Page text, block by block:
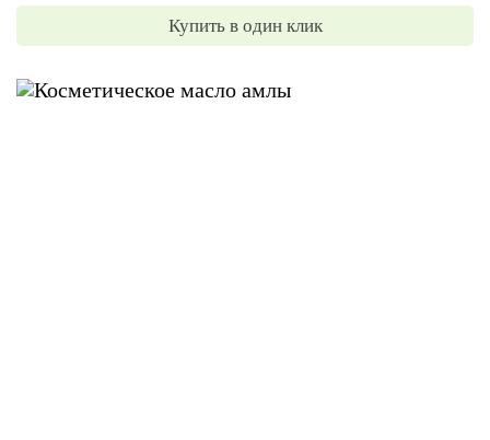
Купить в один клик